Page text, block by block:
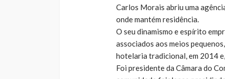
Carlos Morais abriu uma
onde mantém residência.
O seu dinamismo e espírito
associados aos meios
hotelaria tradicional, em 2014
Foi presidente da Câmara do